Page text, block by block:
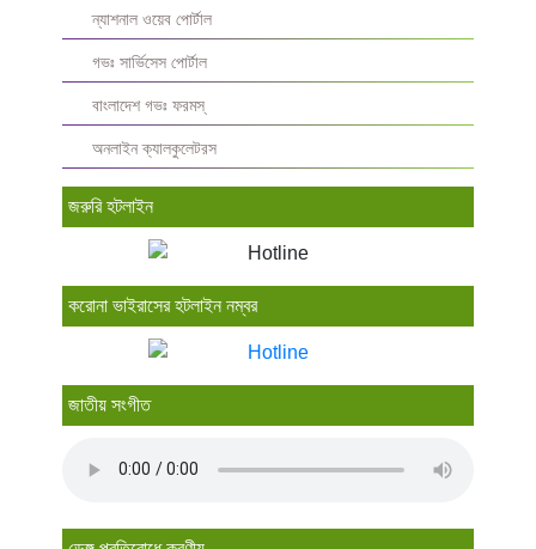
ন্যাশনাল ওয়েব পোর্টাল
গভঃ সার্ভিসেস পোর্টাল
বাংলাদেশ গভঃ ফরমস্‌
অনলাইন ক্যালকুলেটরস
জরুরি হটলাইন
করোনা ভাইরাসের হটলাইন নম্বর
জাতীয় সংগীত